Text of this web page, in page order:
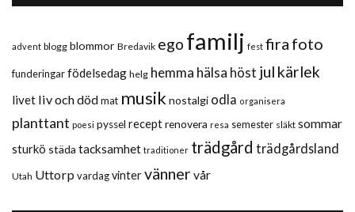
advent blogg blommor Bredavik ego familj fest fira foto
funderingarfödelsedag helg hemma hälsa höst jul kärlek
livet liv och dödmat musik nostalgi odla organisera
planttant poesi pyssel receptrenovera resa semester släkt sommar
sturkö städa tacksamhet traditioner trädgård trädgårdsland
Utah Uttorp vardagvintervänner vår